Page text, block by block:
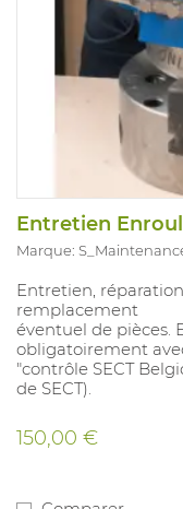
Entretien
Marque:
Entretien,
remplacement
éventuel de pièces.
obligatoirement
"contrôle SECT
de SECT).
150,00 €